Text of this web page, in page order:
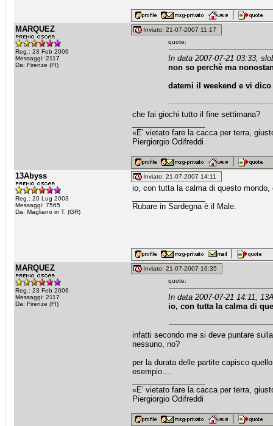
MARQUEZ
Reg.: 23 Feb 2006
Messaggi: 2117
Da: Firenze (FI)
Inviato: 21-07-2007 11:17
quote:
In data 2007-07-21 03:33,
non so perchè ma
datemi il weekend e vi dico
che fai giochi tutto il fine settimana?
«E' vietato fare la cacca per terra,
Piergiorgio Odifreddi
13Abyss
Reg.: 20 Lug 2003
Messaggi: 7565
Da: Magliano in T. (GR)
Inviato: 21-07-2007 14:11
io, con tutta la calma di questo
Rubare in Sardegna è il Male.
MARQUEZ
Reg.: 23 Feb 2006
Messaggi: 2117
Da: Firenze (FI)
Inviato: 21-07-2007 16:35
quote:
In data 2007-07-21 14:11,
io, con tutta la calma di
infatti secondo me si deve puntare
nessuno, no?
per la durata delle partite capisco
esempio....
«E' vietato fare la cacca per terra,
Piergiorgio Odifreddi